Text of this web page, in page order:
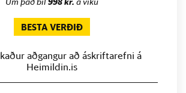
BESTA VERÐIÐ
aðgangur að áskriftarefni á
Heimildin.is